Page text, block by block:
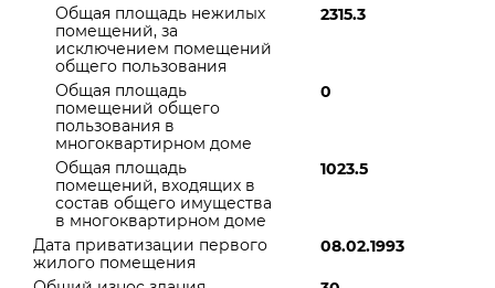
Общая площадь нежилых
помещений, за
исключением помещений
общего пользования
2315.3
Общая площадь
помещений общего
пользования в
многоквартирном доме
0
Общая площадь
помещений, входящих в
состав общего имущества
в многоквартирном доме
1023.5
Дата приватизации первого
жилого помещения
08.02.1993